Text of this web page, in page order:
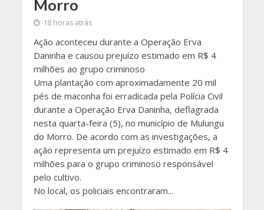
Morro
18 horas atrás
Ação aconteceu durante a Operação Erva
Daninha e causou prejuízo estimado em R$ 4
milhões ao grupo criminoso
Uma plantação com aproximadamente 20 mil
pés de maconha foi erradicada pela Polícia Civil
durante a Operação Erva Daninha, deflagrada
nesta quarta-feira (5), no município de Mulungu
do Morro. De acordo com as investigações, a
ação representa um prejuízo estimado em R$ 4
milhões para o grupo criminoso responsável
pelo cultivo.
No local, os policiais encontraram...